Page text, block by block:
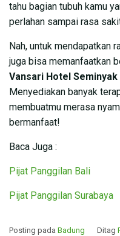
tahu bagian tubuh kamu
perlahan sampai rasa
Nah, untuk mendapatkan
juga bisa memanfaatkan
Vansari Hotel Seminyak
Menyediakan banyak
membuatmu merasa
bermanfaat!
Baca Juga :
Pijat Panggilan Bali
Pijat Panggilan Surabaya
Posting pada Badung Ditag